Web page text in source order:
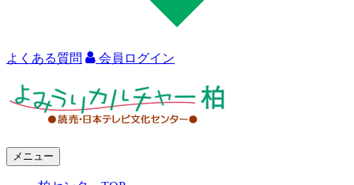
よくある質問 会員ログイン
メニュー